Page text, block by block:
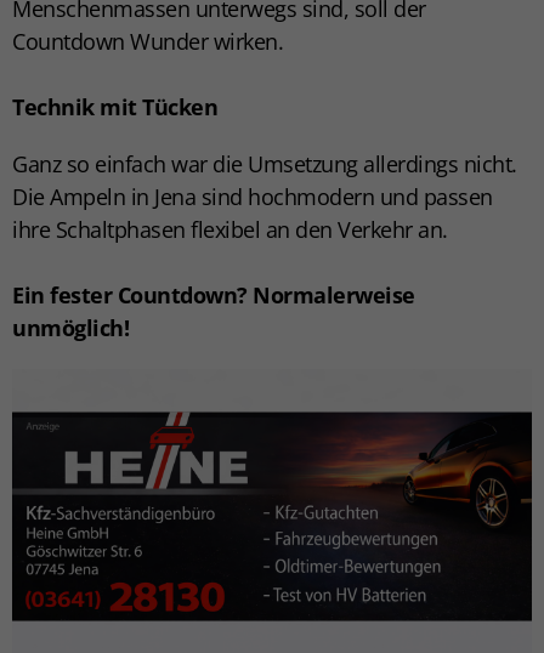
Menschenmassen unterwegs sind, soll der
Countdown Wunder wirken.
Technik mit Tücken
Ganz so einfach war die Umsetzung allerdings nicht.
Die Ampeln in Jena sind hochmodern und passen
ihre Schaltphasen flexibel an den Verkehr an.
Ein fester Countdown? Normalerweise
unmöglich!